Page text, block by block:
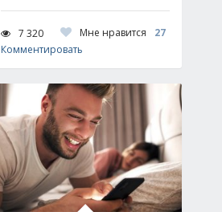
7 320 Мне нравится
27
Комментировать